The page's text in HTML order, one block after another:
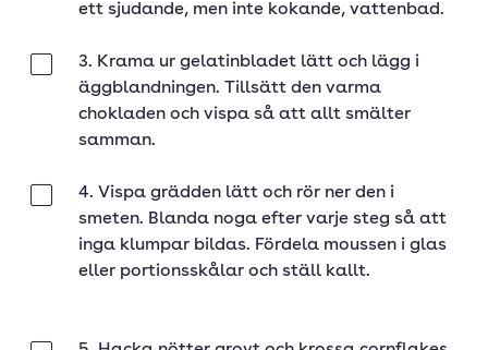
ett sjudande, men inte kokande, vattenbad.
3. Krama ur gelatinbladet lätt och lägg i
äggblandningen. Tillsätt den varma
chokladen och vispa så att allt smälter
samman.
4. Vispa grädden lätt och rör ner den i
smeten. Blanda noga efter varje steg så att
inga klumpar bildas. Fördela moussen i glas
eller portionsskålar och ställ kallt.